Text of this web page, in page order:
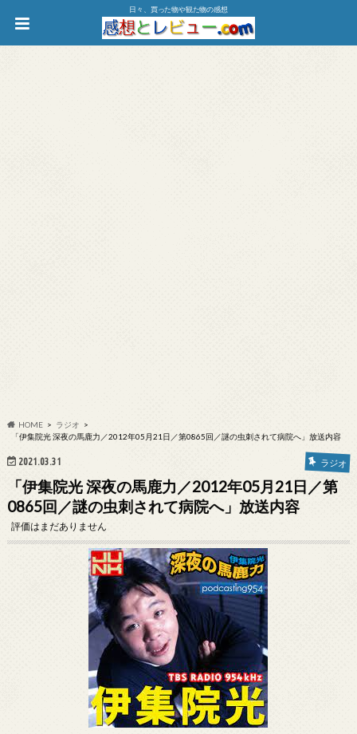
日々、買った物や観た物の感想
HOME
ラジオ
「伊集院光 深夜の馬鹿力／2012年05月21日／第0865回／謎の虫刺されて病院へ」放送内容
2021.03.31 ラジオ
「伊集院光 深夜の馬鹿力／2012年05月21日／第
0865回／謎の虫刺されて病院へ」放送内容
評価はまだありません